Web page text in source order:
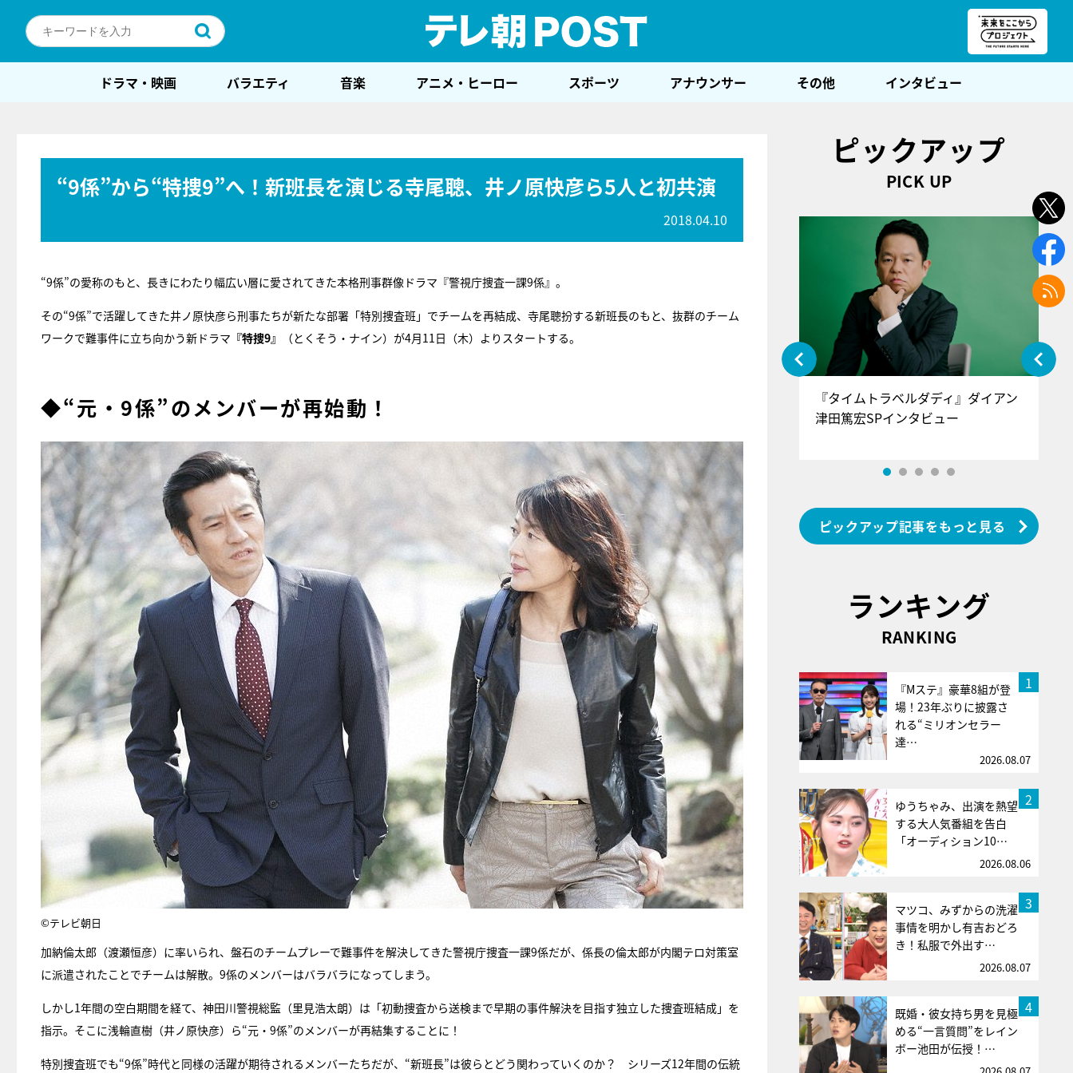
ドラマ・映画 バラエティ 音楽 アニメ・ヒーロー スポーツ アナウンサー その他 インタビュー
“9係”から“特捜9”へ！新班長を演じる寺尾聰、井ノ原快彦ら5人と初共演
2018.04.10
“9係”の愛称のもと、長きにわたり幅広い層に愛されてきた本格刑事群像ドラマ『警視庁捜査一課9係』。
その“9係”で活躍してきた井ノ原快彦ら刑事たちが新たな部署「特別捜査班」でチームを再結成、寺尾聰扮する新班長のもと、抜群のチーム
ワークで難事件に立ち向かう新ドラマ 『特捜9』 （とくそう・ナイン）が4月11日（木）よりスタートする。
◆“元・9係”のメンバーが再始動！
©テレビ朝日
加納倫太郎（渡瀬恒彦）に率いられ、盤石のチームプレーで難事件を解決してきた警視庁捜査一課9係だが、係長の倫太郎が内閣テロ対策室
に派遣されたことでチームは解散。9係のメンバーはバラバラになってしまう。
しかし1年間の空白期間を経て、神田川警視総監（里見浩太朗）は「初動捜査から送検まで早期の事件解決を目指す独立した捜査班結成」を
指示。そこに浅輪直樹（井ノ原快彦）ら“元・9係”のメンバーが再結集することに！
特別捜査班でも“9係”時代と同様の活躍が期待されるメンバーたちだが、“新班長”は彼らとどう関わっていくのか？ シリーズ12年間の伝統
ピックアップ
PICK UP
ビュー
『タイムトラベルダディ』ダイアン
津田篤宏SPインタビュー
ピックアップ記事をもっと見る
ランキング
RANKING
1
『Mステ』豪華8組が登
場！23年ぶりに披露さ
れる“ミリオンセラー
達…
2026.08.07
2
ゆうちゃみ、出演を熱望
する大人気番組を告白
「オーディション10…
2026.08.06
3
マツコ、みずからの洗濯
事情を明かし有吉おどろ
き！私服で外出す…
2026.08.07
4
既婚・彼女持ち男を見極
める“一言質問”をレイン
ボー池田が伝授！…